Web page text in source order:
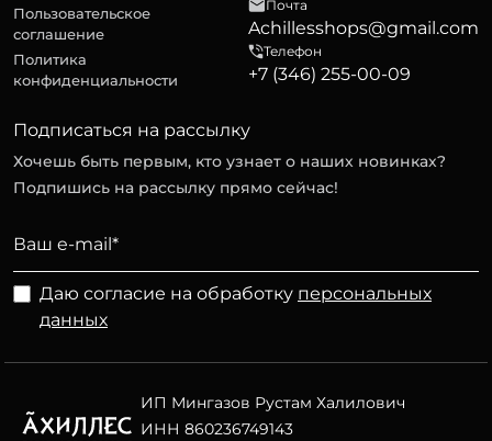
Пользовательское
соглашение
Политика
конфиденциальности
Почта
Achillesshops@gmail.com
Телефон
+7 (346) 255-00-09
Подписаться на рассылку
Хочешь быть первым, кто узнает о наших новинках?
Подпишись на рассылку прямо сейчас!
Даю согласие на обработку персональных
данных
ИП Мингазов Рустам Халилович
ИНН 860236749143